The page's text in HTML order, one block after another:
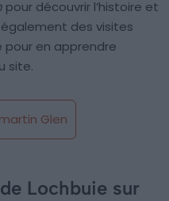
pour découvrir l’histoire et
des visites
pour en apprendre
site.
Glen
Lochbuie sur